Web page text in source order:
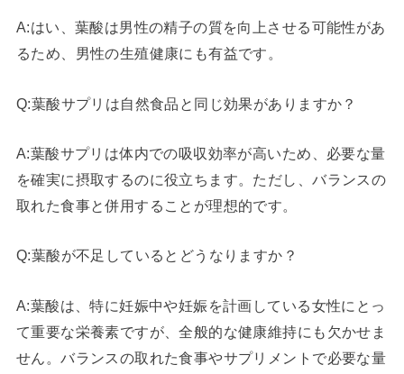
A:はい、葉酸は男性の精子の質を向上させる可能性があ
るため、男性の生殖健康にも有益です。
Q:葉酸サプリは自然食品と同じ効果がありますか？
A:葉酸サプリは体内での吸収効率が高いため、必要な量
を確実に摂取するのに役立ちます。ただし、バランスの
取れた食事と併用することが理想的です。
Q:葉酸が不足しているとどうなりますか？
A:葉酸は、特に妊娠中や妊娠を計画している女性にとっ
て重要な栄養素ですが、全般的な健康維持にも欠かせま
せん。バランスの取れた食事やサプリメントで必要な量